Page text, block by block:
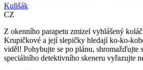
Kulišák
CZ
Z okenního parapetu zmizel vyhlášený
Krupičkové a její slepičky hledají ko-ko-
viděl! Pohybujte se po plánu, shromažďujte
speciálního detektivního skeneru vyřazujte